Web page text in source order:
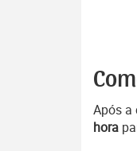
Após a
hora